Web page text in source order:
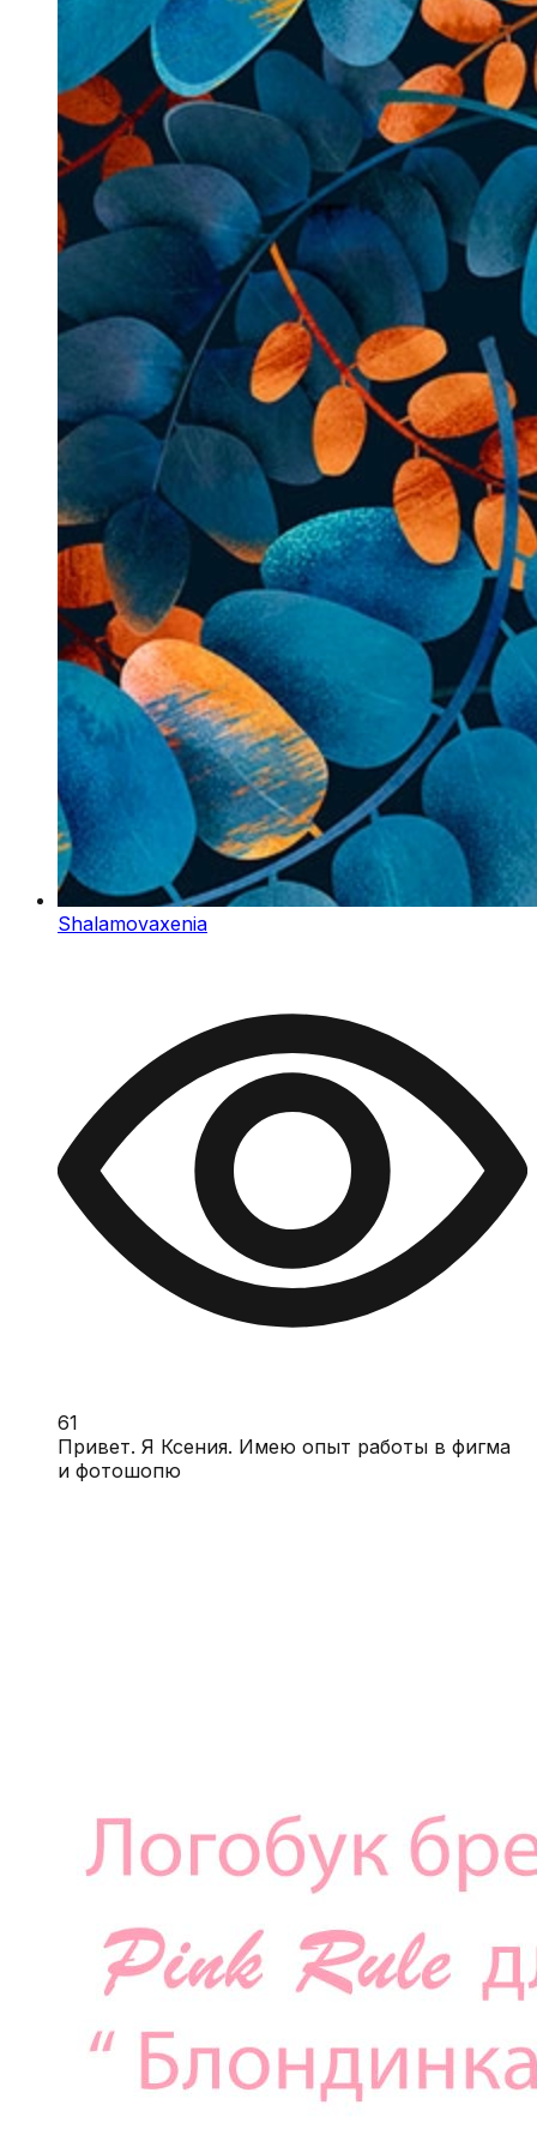
Shalamovaxenia
61
Привет. Я Ксения. Имею опыт работы в фигма
и фотошопю